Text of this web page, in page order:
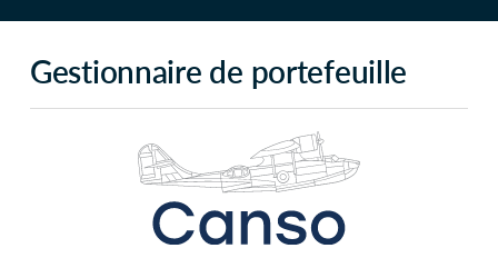
Gestionnaire de portefeuille